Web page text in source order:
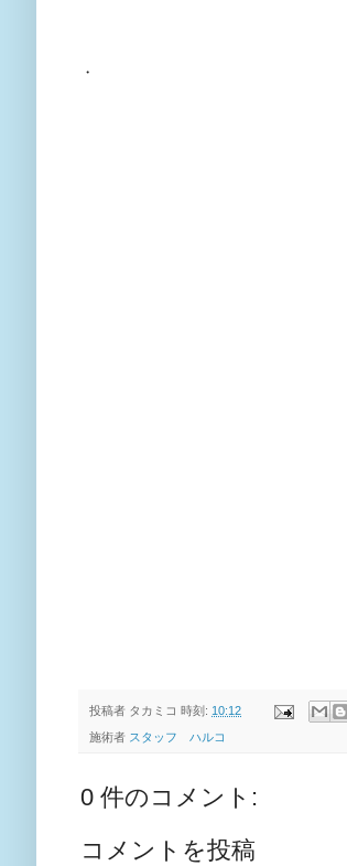
・
投稿者 タカミコ 時刻: 10:12
施術者 スタッフ ハルコ
0 件のコメント:
コメントを投稿